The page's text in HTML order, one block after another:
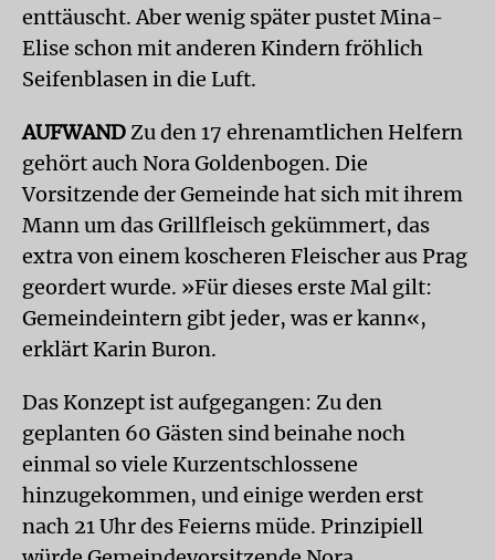
enttäuscht. Aber wenig später pustet Mina-
Elise schon mit anderen Kindern fröhlich
Seifenblasen in die Luft.
AUFWANDZu den 17 ehrenamtlichen Helfern
gehört auch Nora Goldenbogen. Die
Vorsitzende der Gemeinde hat sich mit ihrem
Mann um das Grillfleisch gekümmert, das
extra von einem koscheren Fleischer aus Prag
geordert wurde. »Für dieses erste Mal gilt:
Gemeindeintern gibt jeder, was er kann«,
erklärt Karin Buron.
Das Konzept ist aufgegangen: Zu den
geplanten 60 Gästen sind beinahe noch
einmal so viele Kurzentschlossene
hinzugekommen, und einige werden erst
nach 21 Uhr des Feierns müde. Prinzipiell